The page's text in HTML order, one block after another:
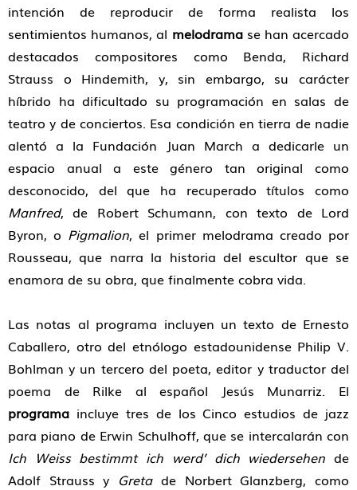
intención de reproducir de forma realista los
sentimientos humanos, al melodramase han acercado
destacados compositores como Benda, Richard
Strauss o Hindemith, y, sin embargo, su carácter
híbrido ha dificultado su programación en salas de
teatro y de conciertos. Esa condición en tierra de nadie
alentó a la Fundación Juan March a dedicarle un
espacio anual a este género tan original como
desconocido, del que ha recuperado títulos como
Manfred, de Robert Schumann, con texto de Lord
Byron, o Pigmalion, el primer melodrama creado por
Rousseau, que narra la historia del escultor que se
enamora de su obra, que finalmente cobra vida.
Las notas al programa incluyen un texto de Ernesto
Caballero, otro del etnólogo estadounidense Philip V.
Bohlman y un tercero del poeta, editor y traductor del
poema de Rilke al español Jesús Munarriz. El
programa incluye tres de los Cinco estudios de jazz
para piano de Erwin Schulhoff, que se intercalarán con
Ich Weiss bestimmt ich werd’ dich wiedersehen de
Adolf Strauss y Greta de Norbert Glanzberg, como